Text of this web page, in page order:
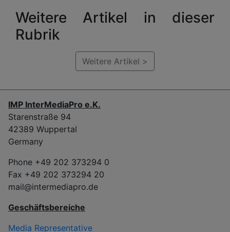
Weitere Artikel in dieser
Rubrik
Weitere Artikel >
IMP InterMediaPro e.K.
Starenstraße 94
42389 Wuppertal
Germany
Phone +49 202 373294 0
Fax +49 202 373294 20
mail@intermediapro.de
Geschäftsbereiche
Media Representative